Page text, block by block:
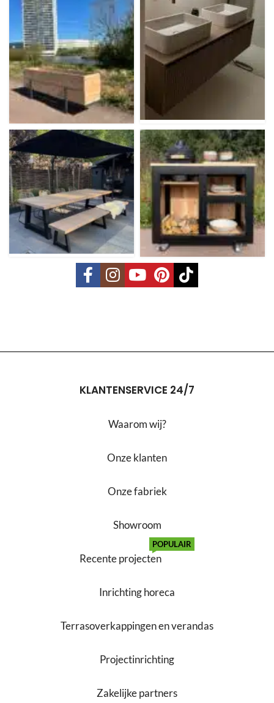
KLANTENSERVICE 24/7
Waarom wij?
Onze klanten
Onze fabriek
Showroom
Recente projecten
POPULAIR
Inrichting horeca
Terrasoverkappingen en verandas
Projectinrichting
Zakelijke partners